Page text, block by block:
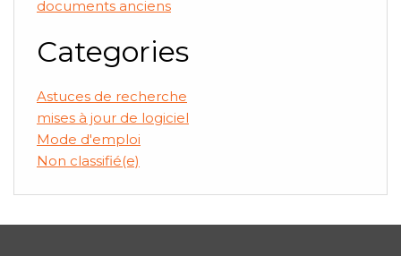
documents anciens
Categories
Astuces de recherche
mises à jour de logiciel
Mode d'emploi
Non classifié(e)